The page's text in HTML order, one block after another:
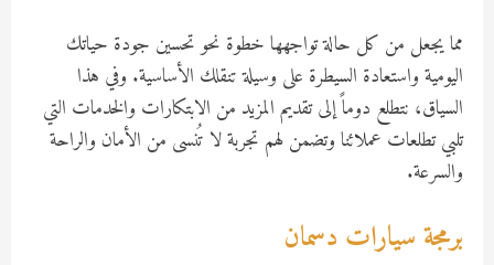
مما يجعل من كل حالة تواجهها خطوة نحو تحسين جودة حياتك
اليومية واستعادة السيطرة على وسيلة تنقلك الأساسية. وفي هذا
السياق، نتطلع دوماً إلى تقديم المزيد من الابتكارات والخدمات التي
تلبي تطلعات عملائنا وتضمن لهم تجربة لا تُنسى من الأمان والراحة
والسرعة.
برمجة سيارات دسمان